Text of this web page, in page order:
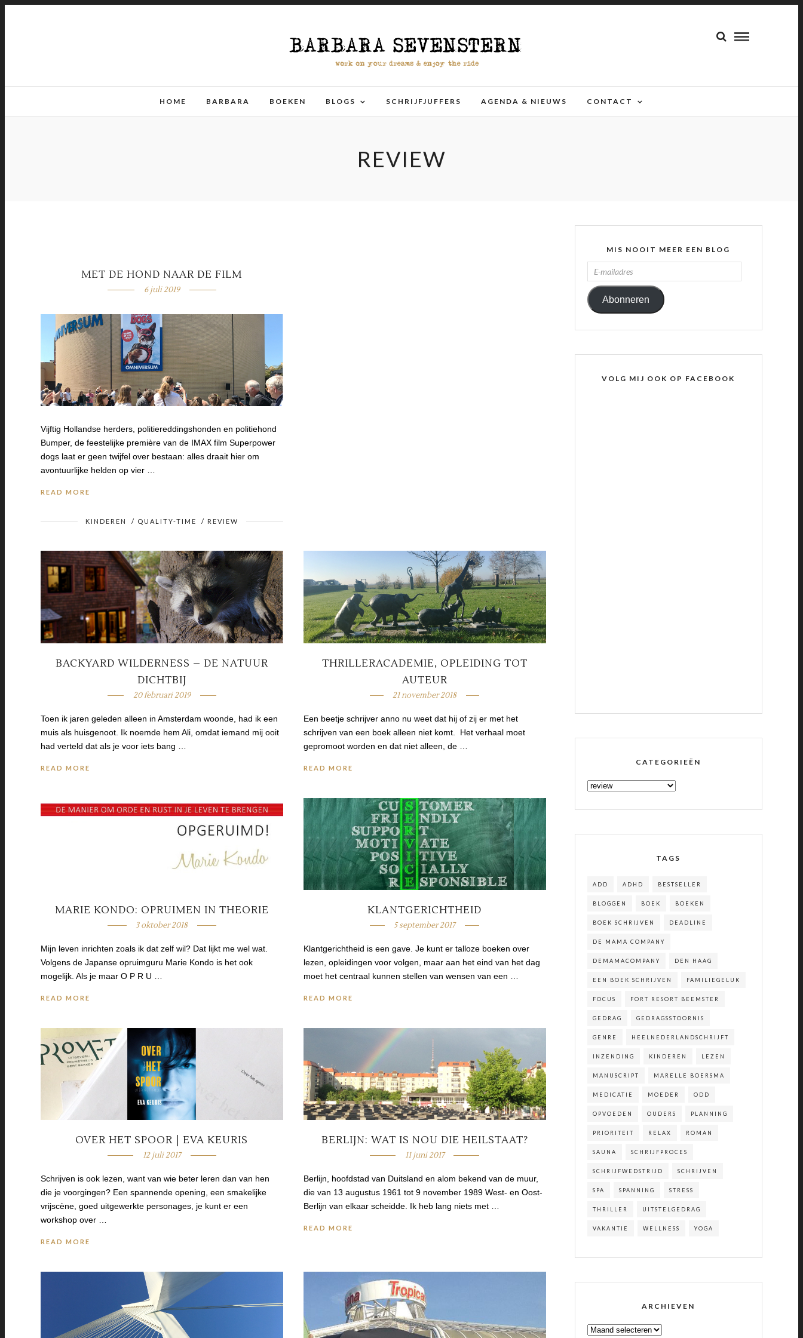
HOME BARBARA BOEKEN BLOGS SCHRIJFJUFFERS AGENDA & NIEUWS CONTACT
REVIEW
MET DE HOND NAAR DE FILM
6 juli 2019
Vijftig Hollandse herders, politiereddingshonden en politiehond
Bumper, de feestelijke première van de IMAX film Superpower
dogs laat er geen twijfel over bestaan: alles draait hier om
avontuurlijke helden op vier …
READ MORE
KINDEREN / QUALITY-TIME / REVIEW
BACKYARD WILDERNESS – DE NATUUR
DICHTBIJ
20 februari 2019
Toen ik jaren geleden alleen in Amsterdam woonde, had ik een
muis als huisgenoot. Ik noemde hem Ali, omdat iemand mij ooit
had verteld dat als je voor iets bang …
READ MORE
THRILLERACADEMIE, OPLEIDING TOT
AUTEUR
21 november 2018
Een beetje schrijver anno nu weet dat hij of zij er met het
schrijven van een boek alleen niet komt. Het verhaal moet
gepromoot worden en dat niet alleen, de …
READ MORE
MARIE KONDO: OPRUIMEN IN THEORIE
3 oktober 2018
Mijn leven inrichten zoals ik dat zelf wil? Dat lijkt me wel wat.
Volgens de Japanse opruimguru Marie Kondo is het ook
mogelijk. Als je maar O P R U …
READ MORE
KLANTGERICHTHEID
5 september 2017
Klantgerichtheid is een gave. Je kunt er talloze boeken over
lezen, opleidingen voor volgen, maar aan het eind van het dag
moet het centraal kunnen stellen van wensen van een …
READ MORE
OVER HET SPOOR | EVA KEURIS
12 juli 2017
Schrijven is ook lezen, want van wie beter leren dan van hen
die je voorgingen? Een spannende opening, een smakelijke
vrijscène, goed uitgewerkte personages, je kunt er een
workshop over …
READ MORE
BERLIJN: WAT IS NOU DIE HEILSTAAT?
11 juni 2017
Berlijn, hoofdstad van Duitsland en alom bekend van de muur,
die van 13 augustus 1961 tot 9 november 1989 West- en Oost-
Berlijn van elkaar scheidde. Ik heb lang niets met …
READ MORE
MIS NOOIT MEER EEN BLOG
MAILADRES
Abonneren
VOLG MIJ OOK OP FACEBOOK
CATEGORIEËN
CATEGORIEËN
TAGS
ADD ADHD BESTSELLER
BLOGGEN BOEK BOEKEN
BOEK SCHRIJVEN DEADLINE
DE MAMA COMPANY
DEMAMACOMPANY DEN HAAG
EEN BOEK SCHRIJVEN FAMILIEGELUK
FOCUS FORT RESORT BEEMSTER
GEDRAG GEDRAGSSTOORNIS
GENRE HEELNEDERLANDSCHRIJFT
INZENDING KINDEREN LEZEN
MANUSCRIPT MARELLE BOERSMA
MEDICATIE MOEDER ODD
OPVOEDEN OUDERS PLANNING
PRIORITEIT RELAX ROMAN
SAUNA SCHRIJFPROCES
SCHRIJFWEDSTRIJD SCHRIJVEN
SPA SPANNING STRESS
THRILLER UITSTELGEDRAG
VAKANTIE WELLNESS YOGA
ARCHIEVEN
ARCHIEVEN